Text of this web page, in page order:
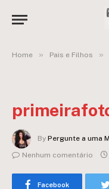
Home » Pais e Filhos »
By Pergunte a uma
Nenhum comentário
Facebook